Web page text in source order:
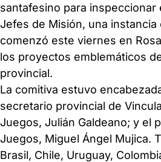
santafesino para inspeccionar
Jefes de Misión, una
comenzó este viernes en
los proyectos emblemáticos
provincial.
La comitiva estuvo
secretario provincial de
Juegos, Julián Galdeano; y el
Juegos, Miguel Ángel Mujica.
Brasil, Chile, Uruguay,